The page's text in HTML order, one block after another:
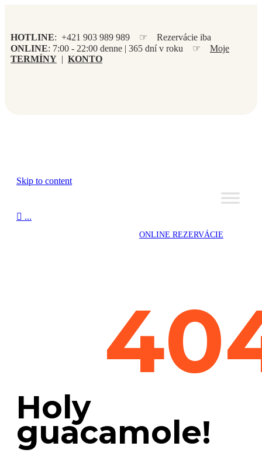
HOTLINE: +421 903 989 989 ☞ Rezervácie iba
ONLINE: 7:00 - 22:00 denne | 365 dní v roku ☞ Moje
TERMÍNY | KONTO
Skip to content
 ...
ONLINE REZERVÁCIE
Holy
guacamole!